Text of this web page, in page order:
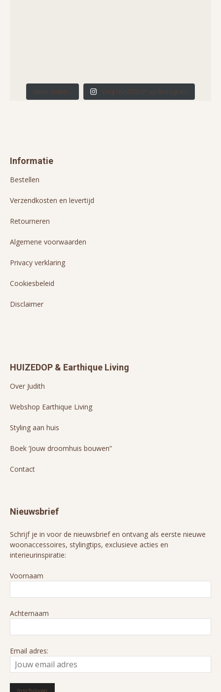
Meer laden... Volg HUIZEDOP op Instagram
Informatie
Bestellen
Verzendkosten en levertijd
Retourneren
Algemene voorwaarden
Privacy verklaring
Cookiesbeleid
Disclaimer
HUIZEDOP & Earthique Living
Over Judith
Webshop Earthique Living
Styling aan huis
Boek ‘Jouw droomhuis bouwen”
Contact
Nieuwsbrief
Schrijf je in voor de nieuwsbrief en ontvang als eerste nieuwe
woonaccessoires, stylingtips, exclusieve acties en
interieurinspiratie:
Voornaam
Achternaam
Email adres: